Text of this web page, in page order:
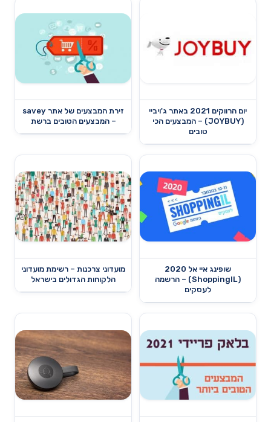
יום הרווקים 2021 באתר ג'ויביי
(JOYBUY) – המבצעים הכי
טובים
זירת המבצעים של אתר savey
– המבצעים הטובים ברשת
שופינג איי אל 2020
(ShoppingIL) – הרשמה
לעסקים
מועדוני צרכנות – רשימת מועדוני
הלקוחות הגדולים בישראל